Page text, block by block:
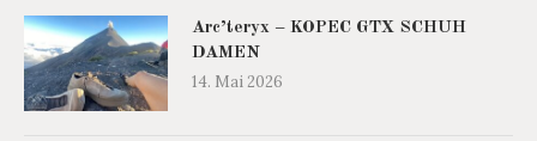
Arc’teryx – KOPEC GTX SCHUH
DAMEN
14. Mai 2026